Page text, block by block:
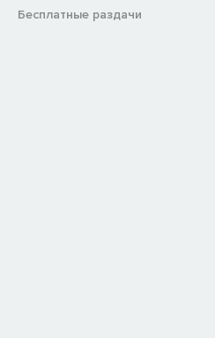
Бесплатные раздачи